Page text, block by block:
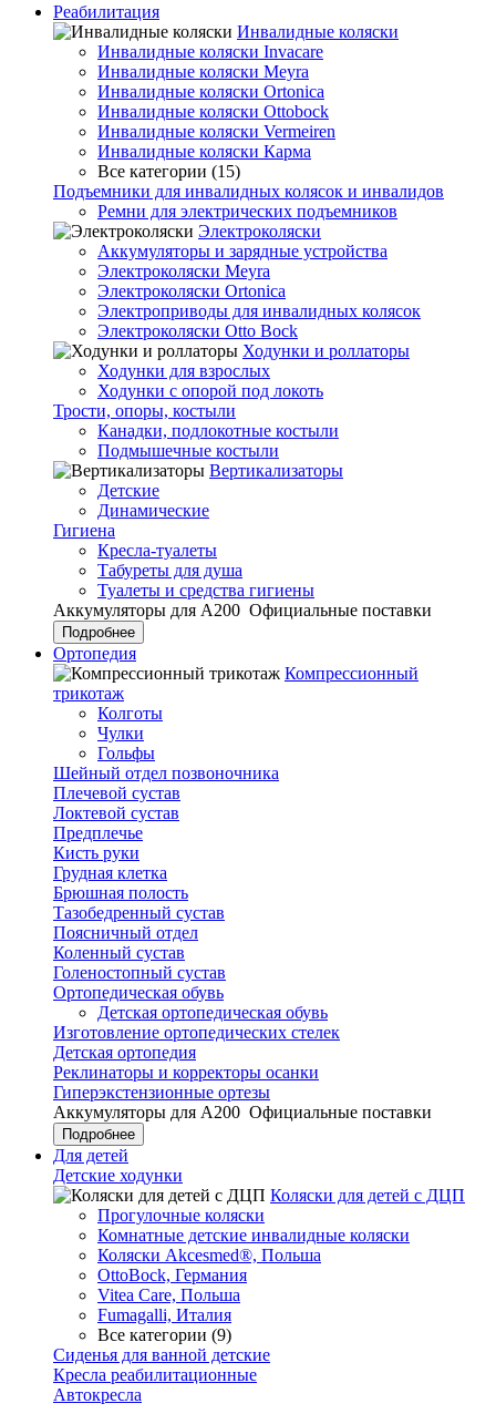
Реабилитация
Инвалидные коляски
Инвалидные коляски Invacare
Инвалидные коляски Meyra
Инвалидные коляски Ortonica
Инвалидные коляски Ottobock
Инвалидные коляски Vermeiren
Инвалидные коляски Карма
Все категории (15)
Подъемники для инвалидных колясок и инвалидов
Ремни для электрических подъемников
Электроколяски
Аккумуляторы и зарядные устройства
Электроколяски Meyra
Электроколяски Ortonica
Электроприводы для инвалидных колясок
Электроколяски Otto Bock
Ходунки и роллаторы
Ходунки для взрослых
Ходунки с опорой под локоть
Трости, опоры, костыли
Канадки, подлокотные костыли
Подмышечные костыли
Вертикализаторы
Детские
Динамические
Гигиена
Кресла-туалеты
Табуреты для душа
Туалеты и средства гигиены
Аккумуляторы для А200 Официальные поставки
Подробнее
Ортопедия
Компрессионный
трикотаж
Колготы
Чулки
Гольфы
Шейный отдел позвоночника
Плечевой сустав
Локтевой сустав
Предплечье
Кисть руки
Грудная клетка
Брюшная полость
Тазобедренный сустав
Поясничный отдел
Коленный сустав
Голеностопный сустав
Ортопедическая обувь
Детская ортопедическая обувь
Изготовление ортопедических стелек
Детская ортопедия
Реклинаторы и корректоры осанки
Гиперэкстензионные ортезы
Аккумуляторы для А200 Официальные поставки
Подробнее
Для детей
Детские ходунки
Коляски для детей с ДЦП
Прогулочные коляски
Комнатные детские инвалидные коляски
Коляски Akcesmed®, Польша
OttoBock, Германия
Vitea Care, Польша
Fumagalli, Италия
Все категории (9)
Сиденья для ванной детские
Кресла реабилитационные
Автокресла